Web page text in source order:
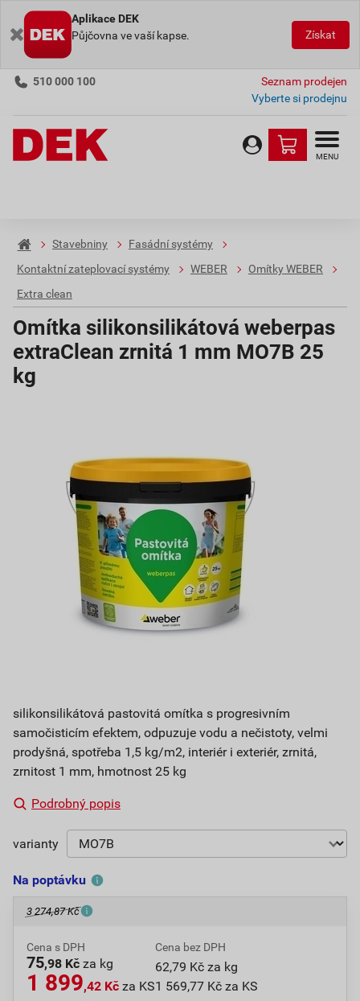
Aplikace DEK
Půjčovna ve vaší kapse.
Získat
510 000 100
Seznam prodejen
Vyberte si prodejnu
MENU
Stavebniny
Fasádní systémy
Kontaktní zateplovací systémy
WEBER
Omítky WEBER
Extra clean
Omítka silikonsilikátová weberpas
extraClean zrnitá 1 mm MO7B 25
kg
silikonsilikátová pastovitá omítka s progresivním
samočisticím efektem, odpuzuje vodu a nečistoty, velmi
prodyšná, spotřeba 1,5 kg/m2, interiér i exteriér, zrnitá,
zrnitost 1 mm, hmotnost 25 kg
Podrobný popis
varianty
Na poptávku
3 274,87 Kč
Cena s DPH
75,98 Kč za kg
1 899,42 Kč za KS
Cena bez DPH
62,79 Kč za kg
1 569,77 Kč za KS